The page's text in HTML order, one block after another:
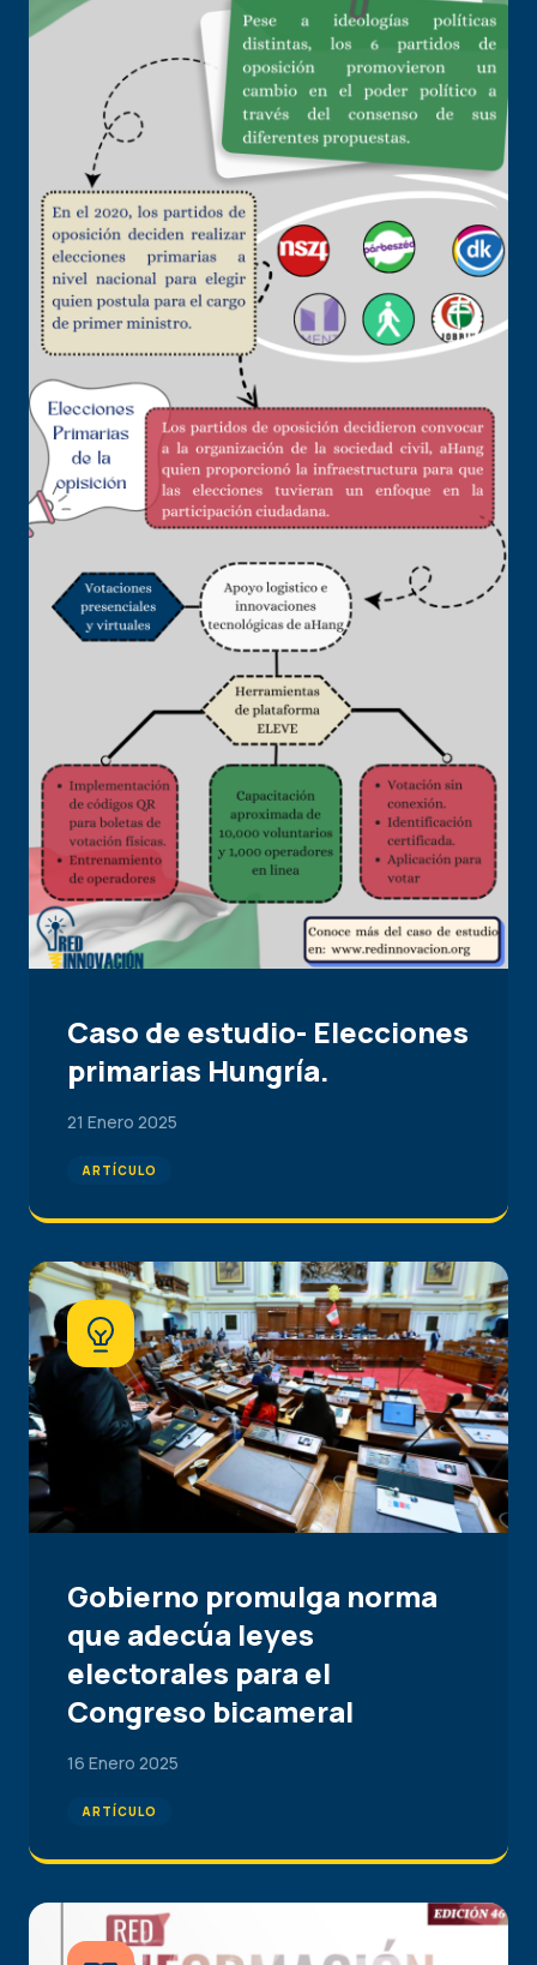
Caso de estudio- Elecciones
primarias Hungría.
21 Enero 2025
ARTÍCULO
Gobierno promulga norma
que adecúa leyes
electorales para el
Congreso bicameral
16 Enero 2025
ARTÍCULO